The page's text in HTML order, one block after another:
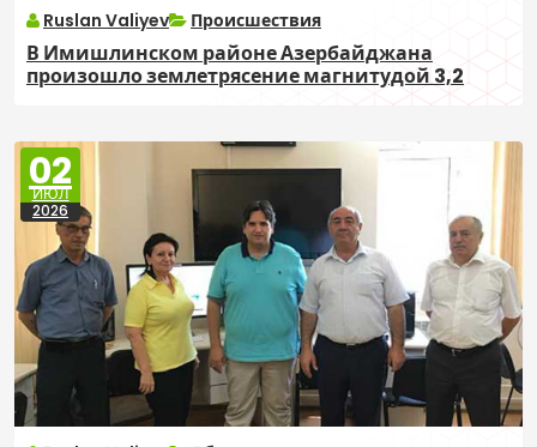
Ruslan Valiyev Происшествия
В Имишлинском районе Азербайджана
произошло землетрясение магнитудой 3,2
02
ИЮЛ
2026